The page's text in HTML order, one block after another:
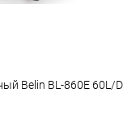
Belin BL-860E 60L/D